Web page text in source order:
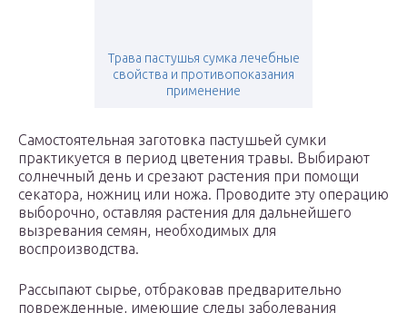
Трава пастушья сумка лечебные
свойства и противопоказания
применение
Самостоятельная заготовка пастушьей сумки
практикуется в период цветения травы. Выбирают
солнечный день и срезают растения при помощи
секатора, ножниц или ножа. Проводите эту операцию
выборочно, оставляя растения для дальнейшего
вызревания семян, необходимых для
воспроизводства.
Рассыпают сырье, отбраковав предварительно
поврежденные, имеющие следы заболевания